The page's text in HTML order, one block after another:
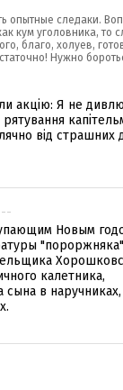
опытные следаки.
кум уголовника, то
благо, холуев,
Нужно
акцію: Я не
від страшних
Новым
"пороржняка"
калетника,
в